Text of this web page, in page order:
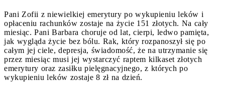
Pani Zofii z niewielkiej emerytury po wykupieniu leków i
opłaceniu rachunków zostaje na życie 151 złotych. Na cały
miesiąc. Pani Barbara choruje od lat, cierpi, ledwo pamięta,
jak wygląda życie bez bólu. Rak, który rozpanoszył się po
całym jej ciele, depresja, świadomość, że na utrzymanie się
przez miesiąc musi jej wystarczyć raptem kilkaset złotych
emerytury oraz zasiłku pielęgnacyjnego, z których po
wykupieniu leków zostaje 8 zł na dzień.